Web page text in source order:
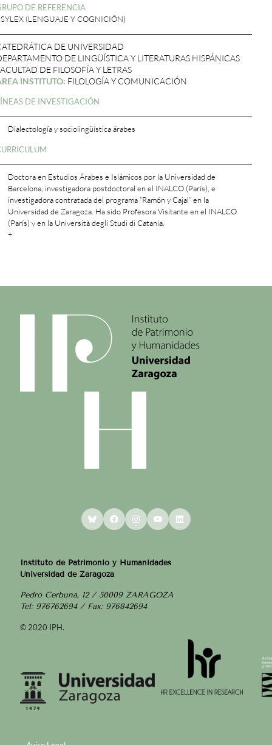
DE REFERENCIA
(LENGUAJE Y COGNICIÓN)
DE UNIVERSIDAD
DE LINGÜÍSTICA Y LITERATURAS HISPÁNICAS
DE FILOSOFÍA Y LETRAS
INSTITUTO: FILOLOGÍA Y COMUNICACIÓN
DE INVESTIGACIÓN
Dialectología y sociolingüística árabes
Doctora en Estudios Árabes e Islámicos por la Universidad de
Barcelona, investigadora postdoctoral en el INALCO (París), e
investigadora contratada del programa “Ramón y Cajal” en la
Universidad de Zaragoza. Ha sido Profesora Visitante en el INALCO
(París) y en la Università degli Studi di Catania.
+
BlueskyFacebookInstagram
YouTubeLinkedIn
Instituto de Patrimonio y Humanidades
Universidad de Zaragoza
Pedro Cerbuna, 12 / 50009 ZARAGOZA
Tel: 976762694 / Fax: 976842694
© 2020 IPH.